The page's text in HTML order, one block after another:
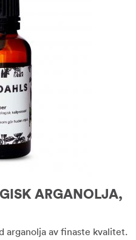
ARGANOLJA,
arganolja av finaste kvalitet.